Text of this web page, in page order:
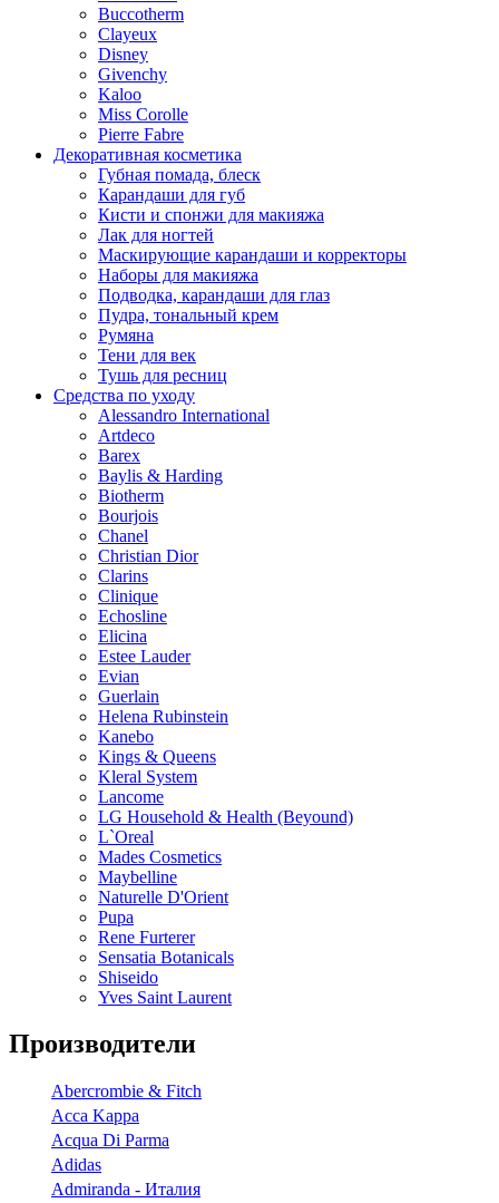
Buccotherm
Clayeux
Disney
Givenchy
Kaloo
Miss Corolle
Pierre Fabre
Декоративная косметика
Губная помада, блеск
Карандаши для губ
Кисти и спонжи для макияжа
Лак для ногтей
Маскирующие карандаши и корректоры
Наборы для макияжа
Подводка, карандаши для глаз
Пудра, тональный крем
Румяна
Тени для век
Тушь для ресниц
Средства по уходу
Alessandro International
Artdeco
Barex
Baylis & Harding
Biotherm
Bourjois
Chanel
Christian Dior
Clarins
Clinique
Echosline
Elicina
Estee Lauder
Evian
Guerlain
Helena Rubinstein
Kanebo
Kings & Queens
Kleral System
Lancome
LG Household & Health (Beyound)
L`Oreal
Mades Cosmetics
Maybelline
Naturelle D'Orient
Pupa
Rene Furterer
Sensatia Botanicals
Shiseido
Yves Saint Laurent
Производители
Abercrombie & Fitch
Acca Kappa
Acqua Di Parma
Adidas
Admiranda - Италия